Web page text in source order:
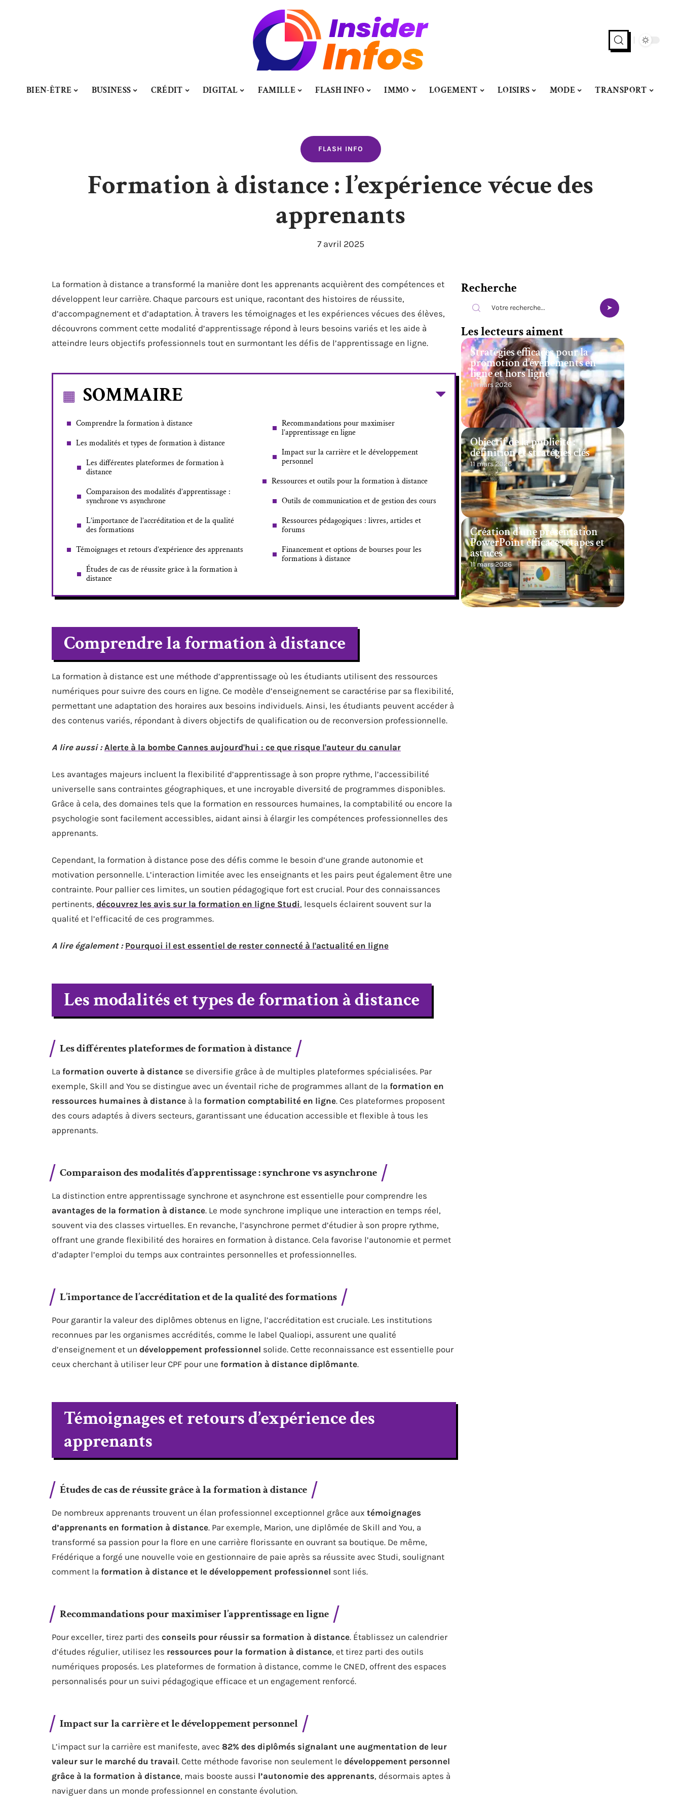
BIEN-ÊTRE BUSINESS CRÉDIT DIGITAL FAMILLE FLASH INFO IMMO LOGEMENT LOISIRS MODE TRANSPORT
FLASH INFO
Formation à distance : l’expérience vécue des
apprenants
7 avril 2025
La formation à distance a transformé la manière dont les apprenants acquièrent des compétences et
développent leur carrière. Chaque parcours est unique, racontant des histoires de réussite,
d’accompagnement et d’adaptation. À travers les témoignages et les expériences vécues des élèves,
découvrons comment cette modalité d’apprentissage répond à leurs besoins variés et les aide à
atteindre leurs objectifs professionnels tout en surmontant les défis de l’apprentissage en ligne.
SOMMAIRE
Comprendre la formation à distance
Les modalités et types de formation à distance
Les différentes plateformes de formation à
distance
Comparaison des modalités d’apprentissage :
synchrone vs asynchrone
L’importance de l’accréditation et de la qualité
des formations
Témoignages et retours d’expérience des apprenants
Études de cas de réussite grâce à la formation à
distance
Recommandations pour maximiser
l’apprentissage en ligne
Impact sur la carrière et le développement
personnel
Ressources et outils pour la formation à distance
Outils de communication et de gestion des cours
Ressources pédagogiques : livres, articles et
forums
Financement et options de bourses pour les
formations à distance
Comprendre la formation à distance
La formation à distance est une méthode d’apprentissage où les étudiants utilisent des ressources
numériques pour suivre des cours en ligne. Ce modèle d’enseignement se caractérise par sa flexibilité,
permettant une adaptation des horaires aux besoins individuels. Ainsi, les étudiants peuvent accéder à
des contenus variés, répondant à divers objectifs de qualification ou de reconversion professionnelle.
A lire aussi : Alerte à la bombe Cannes aujourd'hui : ce que risque l'auteur du canular
Les avantages majeurs incluent la flexibilité d’apprentissage à son propre rythme, l’accessibilité
universelle sans contraintes géographiques, et une incroyable diversité de programmes disponibles.
Grâce à cela, des domaines tels que la formation en ressources humaines, la comptabilité ou encore la
psychologie sont facilement accessibles, aidant ainsi à élargir les compétences professionnelles des
apprenants.
Cependant, la formation à distance pose des défis comme le besoin d’une grande autonomie et
motivation personnelle. L’interaction limitée avec les enseignants et les pairs peut également être une
contrainte. Pour pallier ces limites, un soutien pédagogique fort est crucial. Pour des connaissances
pertinents, découvrez les avis sur la formation en ligne Studi, lesquels éclairent souvent sur la
qualité et l’efficacité de ces programmes.
A lire également : Pourquoi il est essentiel de rester connecté à l'actualité en ligne
Les modalités et types de formation à distance
Les différentes plateformes de formation à distance
La formation ouverte à distance se diversifie grâce à de multiples plateformes spécialisées. Par
exemple, Skill and You se distingue avec un éventail riche de programmes allant de la formation en
ressources humaines à distance à la formation comptabilité en ligne. Ces plateformes proposent
des cours adaptés à divers secteurs, garantissant une éducation accessible et flexible à tous les
apprenants.
Comparaison des modalités d’apprentissage : synchrone vs asynchrone
La distinction entre apprentissage synchrone et asynchrone est essentielle pour comprendre les
avantages de la formation à distance. Le mode synchrone implique une interaction en temps réel,
souvent via des classes virtuelles. En revanche, l’asynchrone permet d’étudier à son propre rythme,
offrant une grande flexibilité des horaires en formation à distance. Cela favorise l’autonomie et permet
d’adapter l’emploi du temps aux contraintes personnelles et professionnelles.
L’importance de l’accréditation et de la qualité des formations
Pour garantir la valeur des diplômes obtenus en ligne, l’accréditation est cruciale. Les institutions
reconnues par les organismes accrédités, comme le label Qualiopi, assurent une qualité
d’enseignement et un développement professionnel solide. Cette reconnaissance est essentielle pour
ceux cherchant à utiliser leur CPF pour une formation à distance diplômante.
Témoignages et retours d’expérience des
apprenants
Études de cas de réussite grâce à la formation à distance
De nombreux apprenants trouvent un élan professionnel exceptionnel grâce aux témoignages
d’apprenants en formation à distance. Par exemple, Marion, une diplômée de Skill and You, a
transformé sa passion pour la flore en une carrière florissante en ouvrant sa boutique. De même,
Frédérique a forgé une nouvelle voie en gestionnaire de paie après sa réussite avec Studi, soulignant
comment la formation à distance et le développement professionnel sont liés.
Recommandations pour maximiser l’apprentissage en ligne
Pour exceller, tirez parti des conseils pour réussir sa formation à distance. Établissez un calendrier
d’études régulier, utilisez les ressources pour la formation à distance, et tirez parti des outils
numériques proposés. Les plateformes de formation à distance, comme le CNED, offrent des espaces
personnalisés pour un suivi pédagogique efficace et un engagement renforcé.
Impact sur la carrière et le développement personnel
L’impact sur la carrière est manifeste, avec 82% des diplômés signalant une augmentation de leur
valeur sur le marché du travail. Cette méthode favorise non seulement le développement personnel
grâce à la formation à distance, mais booste aussi l’autonomie des apprenants, désormais aptes à
naviguer dans un monde professionnel en constante évolution.
Recherche
Les lecteurs aiment
Stratégies efficaces pour la
promotion d’événements en
ligne et hors ligne
11 mars 2026
Objectif de la publicité :
définition et stratégies clés
11 mars 2026
Création d’une présentation
PowerPoint efficace : étapes et
astuces
11 mars 2026